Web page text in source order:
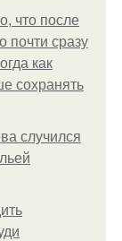
что после
почти сразу
как
сохранять
случился